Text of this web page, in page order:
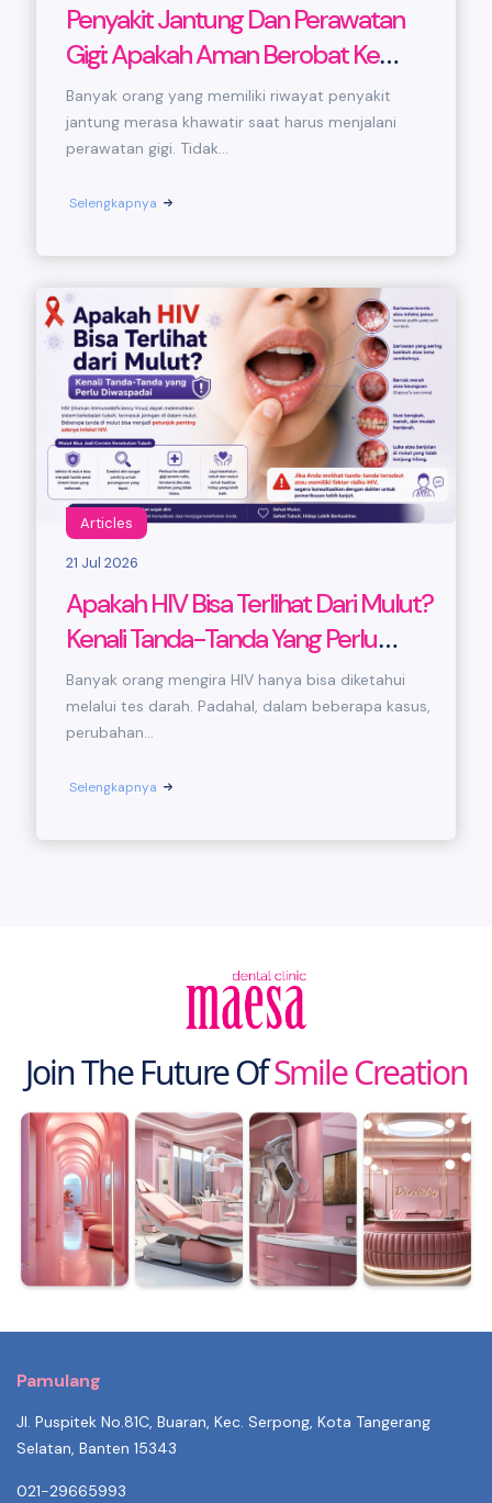
Penyakit Jantung Dan Perawatan
Gigi: Apakah Aman Berobat Ke
Dokter Gigi?
Banyak orang yang memiliki riwayat penyakit
jantung merasa khawatir saat harus menjalani
perawatan gigi. Tidak...
Selengkapnya
Articles
21 Jul 2026
Apakah HIV Bisa Terlihat Dari Mulut?
Kenali Tanda-Tanda Yang Perlu
Diwaspadai
Banyak orang mengira HIV hanya bisa diketahui
melalui tes darah. Padahal, dalam beberapa kasus,
perubahan...
Selengkapnya
Join The Future OfSmile Creation
Pamulang
Jl. Puspitek No.81C, Buaran, Kec. Serpong, Kota Tangerang
Selatan, Banten 15343
021-29665993